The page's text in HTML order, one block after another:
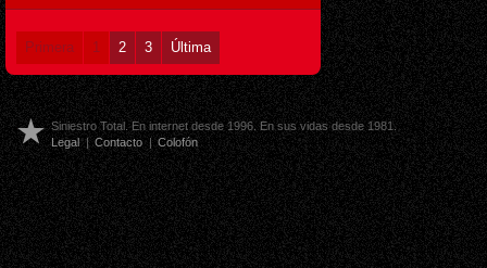
Primera 1 2 3 Última
Siniestro Total. En internet desde 1996. En sus vidas desde 1981.
Legal | Contacto | Colofón